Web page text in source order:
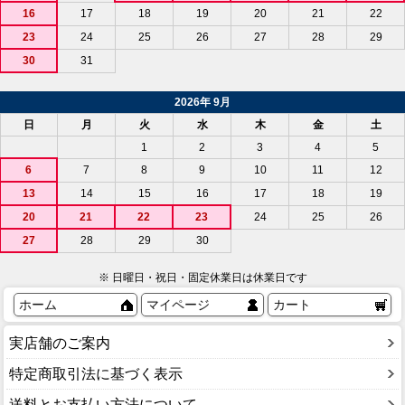
16
17 18 19 20 21
22
23
24 25 26 27 28
29
30
31
2026年 9月
日
月 火 水 木 金
土
1
2 3 4
5
6
7 8 9 10 11
12
13
14 15 16 17 18
19
20
21 22 23 24 25
26
27
28 29 30
※ 日曜日・祝日・固定休業日は休業日です
ホーム マイページ カート
実店舗のご案内
特定商取引法に基づく表示